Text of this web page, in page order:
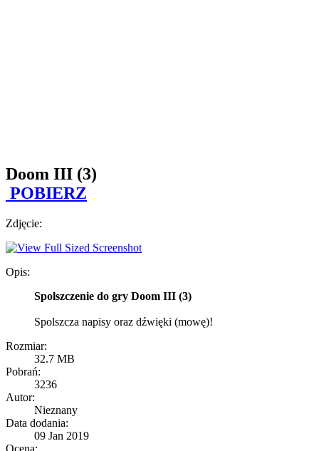
Doom III (3)
POBIERZ
Zdjęcie:
Opis:
Spolszczenie do gry Doom III (3)
Spolszcza napisy oraz dźwięki (mowę)!
Rozmiar:
32.7 MB
Pobrań:
3236
Autor:
Nieznany
Data dodania:
09 Jan 2019